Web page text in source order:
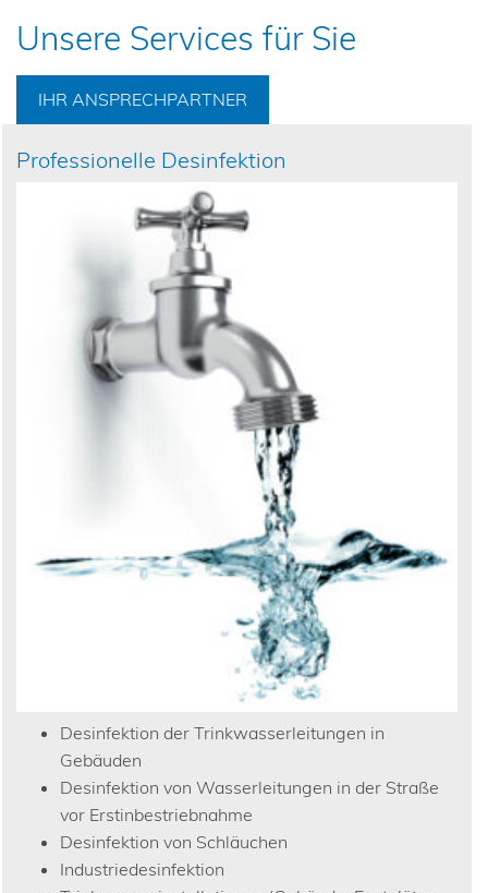
Unsere Services für Sie
IHR ANSPRECHPARTNER
Professionelle Desinfektion
Desinfektion der Trinkwasserleitungen in
Gebäuden
Desinfektion von Wasserleitungen in der Straße
vor Erstinbestriebnahme
Desinfektion von Schläuchen
Industriedesinfektion